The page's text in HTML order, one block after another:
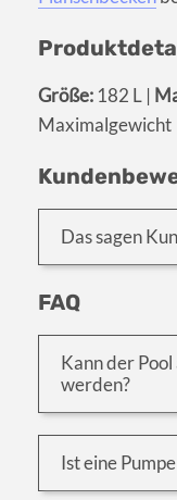
Größe: 182 L |
Maximalgewicht
Das sagen
FAQ
Kann der
werden?
Ist eine